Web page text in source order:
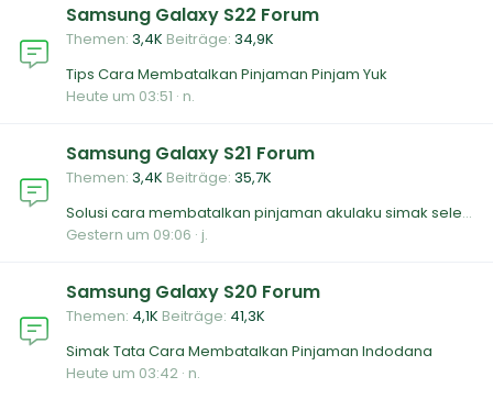
Samsung Galaxy S22 Forum
Themen 3,4K Beiträge 34,9K
Tips Cara Membatalkan Pinjaman Pinjam Yuk
Heute um 03:51 n.
Samsung Galaxy S21 Forum
Themen 3,4K Beiträge 35,7K
Solusi cara membatalkan pinjaman akulaku simak selengkapnya
Gestern um 09:06 j.
Samsung Galaxy S20 Forum
Themen 4,1K Beiträge 41,3K
Simak Tata Cara Membatalkan Pinjaman Indodana
Heute um 03:42 n.